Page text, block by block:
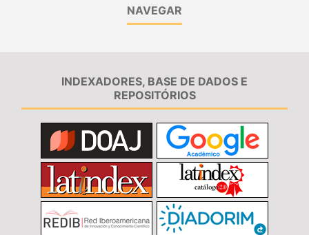
NAVEGAR
INDEXADORES, BASE DE DADOS E
REPOSITÓRIOS